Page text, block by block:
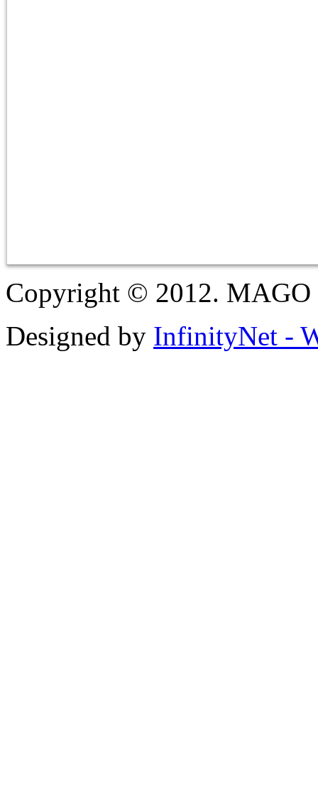
Copyright © 2012. MAGO
Designed by InfinityNet -